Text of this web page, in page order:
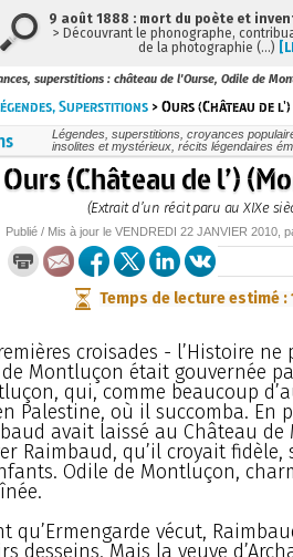
superstitions : château de l'Ourse, Odile de
Superstitions > Ours (Château de
Légendes, superstitions, croyances
insolites et mystérieux, récits légendaires
Ours (Château de l’)
(Extrait d’un récit paru au XIXe
Publié / Mis à jour le VENDREDI 22 JANVIER 2010,
Temps de lecture estimé :
croisades - l’Histoire ne
Montluçon était gouvernée
qui, comme beaucoup
Palestine, où il succomba. En
avait laissé au Château
Raimbaud, qu’il croyait fidèle,
Odile de Montluçon,
qu’Ermengarde vécut,
desseins. Mais la veuve
9 août 1888 : mort du poète et
> Découvrant le phonographe,
de la photographie (…)